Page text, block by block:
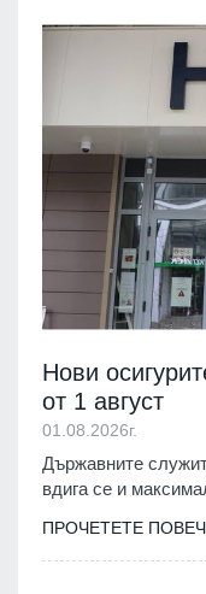
Нови
от 1 август
01.08.2026г.
Държавните
вдига се и
ПРОЧЕТЕТЕ